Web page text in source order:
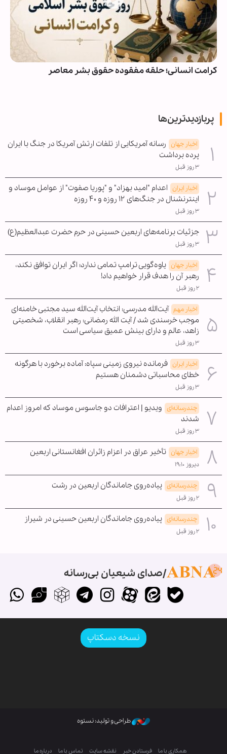
کرامت انسانی؛ حلقه مفقوده حقوق بشر معاصر
پربازدیدترین‌ها
اخبار جهان رسانه آمریکایی از تلفات ارتش آمریکا در جنگ با ایران
پرده برداشت
۳ روز قبل
اخبار ایران اعدام "امید بهزاد" و "پوریا صفوت" از عوامل موساد و
اینترنشنال در جنگ‌های ۱۲ روزه و ۴۰ روزه
۳ روز قبل
جزئیات برنامه‌های اربعین حسینی در حرم حضرت عبدالعظیم(ع)
۳ روز قبل
اخبار جهان یاوه‌گویی ترامپ تمامی ندارد؛ اگر ایران توافق نکند،
رهبر آن را هدف قرار خواهیم داد!
۲ روز قبل
اخبار مهم آیت‌الله مدرسی: انتخاب آیت‌الله سید مجتبی خامنه‌ای
موجب خرسندی شد / آیت الله رمضانی: رهبر انقلاب، شخصیتی
زاهد، عالم و دارای بینش عمیق سیاسی است
۳ روز قبل
اخبار ایران فرمانده نیروی زمینی سپاه: آماده برخورد با هرگونه
خطای محاسباتی دشمنان هستیم
۳ روز قبل
چندرسانه‌ای ویدیو | اعترافات دو جاسوس موساد که امروز اعدام
شدند
۳ روز قبل
اخبار جهان تأخیر عراق در اعزام زائران افغانستانی اربعین
دیروز ۱۹:۱۰
چندرسانه‌ای پیاده‌روی جاماندگان اربعین در رشت
۲ روز قبل
چندرسانه‌ای پیاده‌روی جاماندگان اربعین حسینی در شیراز
۲ روز قبل
صدای شیعیان بی‌رسانه
نسخه دسکتاپ
طراحی و تولید: نستوه
همکاری با ما فرستادن خبر نقشه سایت تماس با ما درباره ما